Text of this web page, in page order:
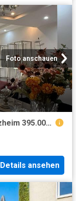
Foto anschauen
Wohnung zum Kaufen in Hürth Stotzheim 395.000,00 EUR 102 m²
Details ansehen